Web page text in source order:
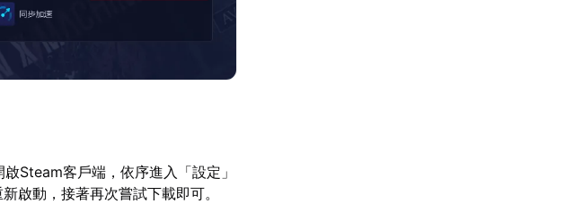
Steam客戶端，依序進入「設定」
啟動，接著再次嘗試下載即可。